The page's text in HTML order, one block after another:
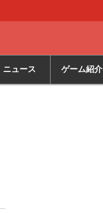
ニュース ゲーム紹介